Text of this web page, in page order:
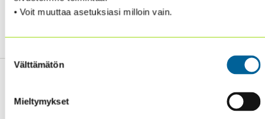
• Voit muuttaa asetuksiasi milloin vain.
valinta
Välttämätön
Mieltymykset
tarjoamalle mahdollisuuden osallistua yhdistyksen